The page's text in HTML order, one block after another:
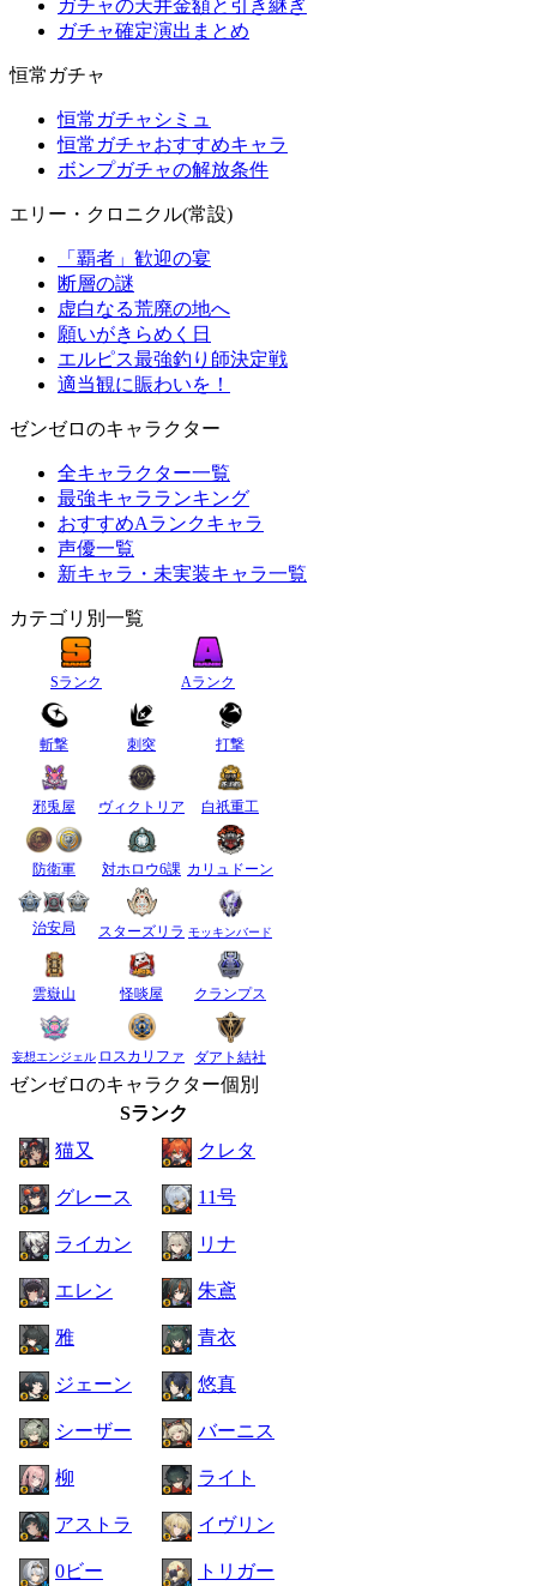
ガチャの天井金額と引き継ぎ
ガチャ確定演出まとめ
恒常ガチャ
恒常ガチャシミュ
恒常ガチャおすすめキャラ
ボンプガチャの解放条件
エリー・クロニクル(常設)
「覇者」歓迎の宴
断層の謎
虚白なる荒廃の地へ
願いがきらめく日
エルピス最強釣り師決定戦
適当観に賑わいを！
ゼンゼロのキャラクター
全キャラクター一覧
最強キャラランキング
おすすめAランクキャラ
声優一覧
新キャラ・未実装キャラ一覧
カテゴリ別一覧
Sランク Aランク
斬撃 刺突 打撃
邪兎屋 ヴィクトリア 白祇重工
防衛軍 対ホロウ6課 カリュドーン
治安局 スターズリラ モッキンバード
雲嶽山 怪啖屋 クランプス
妄想エンジェル ロスカリファ ダアト結社
ゼンゼロのキャラクター個別
Sランク
猫又
クレタ
グレース 11号
ライカン リナ
エレン 朱鳶
雅 青衣
ジェーン 悠真
シーザー バーニス
柳 ライト
アストラ イヴリン
0ビー トリガー